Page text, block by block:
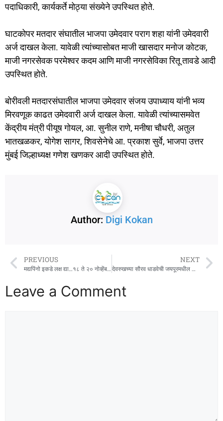
पदाधिकारी, कार्यकर्ते मोठ्या संख्येने उपस्थित होते.
घाटकोपर मतदार संघातील भाजपा उमेदवार पराग शहा यांनी उमेदवारी
अर्ज दाखल केला. यावेळी त्यांच्यासोबत माजी खासदार मनोज कोटक,
माजी नगरसेवक परमेश्वर कदम आणि माजी नगरसेविका रितू तावडे आदी
उपस्थित होते.
बोरीवली मतदारसंघातील भाजपा उमेदवार संजय उपाध्याय यांनी भव्य
मिरवणूक काढत उमेदवारी अर्ज दाखल केला. यावेळी त्यांच्यासमवेत
केंद्रीय मंत्री पीयूष गोयल, आ. सुनील राणे, मनीषा चौधरी, अतुल
भातखळकर, योगेश सागर, शिवसेनेचे आ. प्रकाश सुर्वे, भाजपा उत्तर
मुंबई जिल्हाध्यक्ष गणेश खणकर आदी उपस्थित होते.
Author: Digi Kokan
PREVIOUS
मद्यपिंनो इकडे लक्ष द्या…१८ ते २० नोव्हेंबर…. ड्राय डे
NEXT
देवरुखच्या सौरव धाडवेची जयपूरमधील अखिल भारतीय आंतरविद्यापीठ हॉकी स्पर्धेसाठी निवड
Leave a Comment